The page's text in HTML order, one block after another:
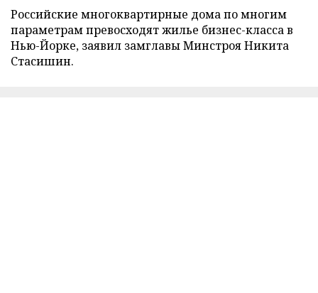
Российские многоквартирные дома по многим
параметрам превосходят жилье бизнес-класса в
Нью-Йорке, заявил замглавы Минстроя Никита
Стасишин.